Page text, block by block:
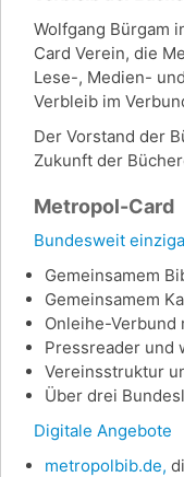
Wolfgang Bürgam
Card Verein, die
Lese-, Medien-
Verbleib im
Der Vorstand der
Zukunft der
Metropol-Card
Bundesweit
Gemeinsamem
Gemeinsamem
Onleihe-Verbund
Pressreader und
Vereinsstruktur
Über drei
Digitale Angebote
metropolbib.de,